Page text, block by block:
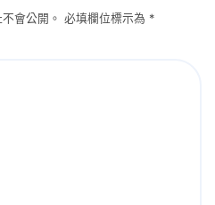
會公開。 必填欄位標示為 *